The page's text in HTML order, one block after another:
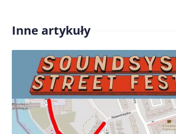
Treść komentarza*
Inne artykuły